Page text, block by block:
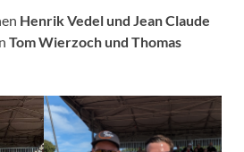
Henrik Vedel und Jean Claude
Tom Wierzoch und Thomas